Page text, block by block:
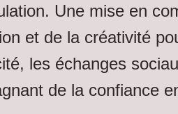
Une mise en
et de la créativité
les échanges
de la confiance